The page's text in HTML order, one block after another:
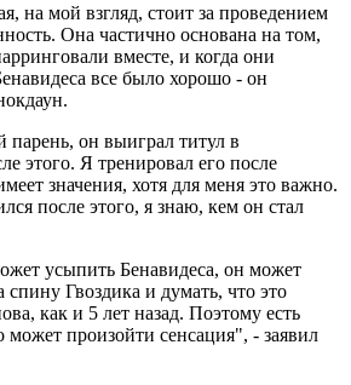
на мой взгляд, стоит за проведением
Она частично основана на том,
вместе, и когда они
все было хорошо - он
парень, он выиграл титул в
этого. Я тренировал его после
значения, хотя для меня это важно.
после этого, я знаю, кем он стал
усыпить Бенавидеса, он может
спину Гвоздика и думать, что это
как и 5 лет назад. Поэтому есть
может произойти сенсация", - заявил